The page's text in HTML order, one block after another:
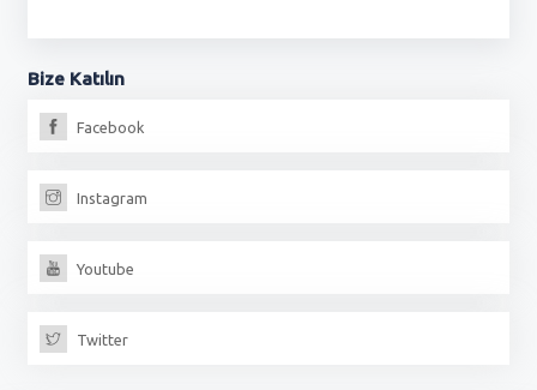
Bize Katılın
Facebook
Instagram
Youtube
Twitter